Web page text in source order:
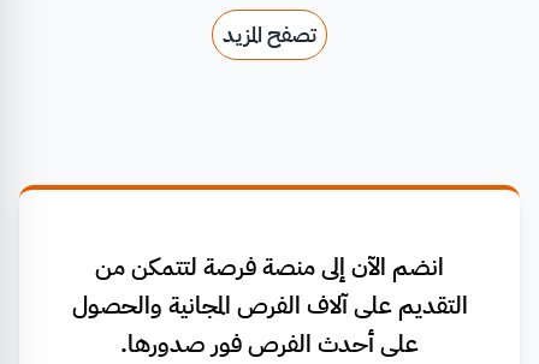
تصفح المزيد
انضم الآن إلى منصة فرصة لتتمكن من
التقديم على آلاف الفرص المجانية والحصول
على أحدث الفرص فور صدورها.